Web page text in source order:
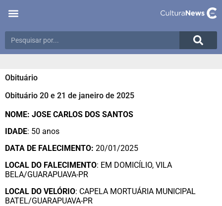
Obituário
Obituário 20 e 21 de janeiro de 2025
NOME: JOSE CARLOS DOS SANTOS
IDADE: 50 anos
DATA DE FALECIMENTO: 20/01/2025
LOCAL DO FALECIMENTO: EM DOMICÍLIO, VILA
BELA/GUARAPUAVA-PR
LOCAL DO VELÓRIO: CAPELA MORTUÁRIA MUNICIPAL
BATEL/GUARAPUAVA-PR